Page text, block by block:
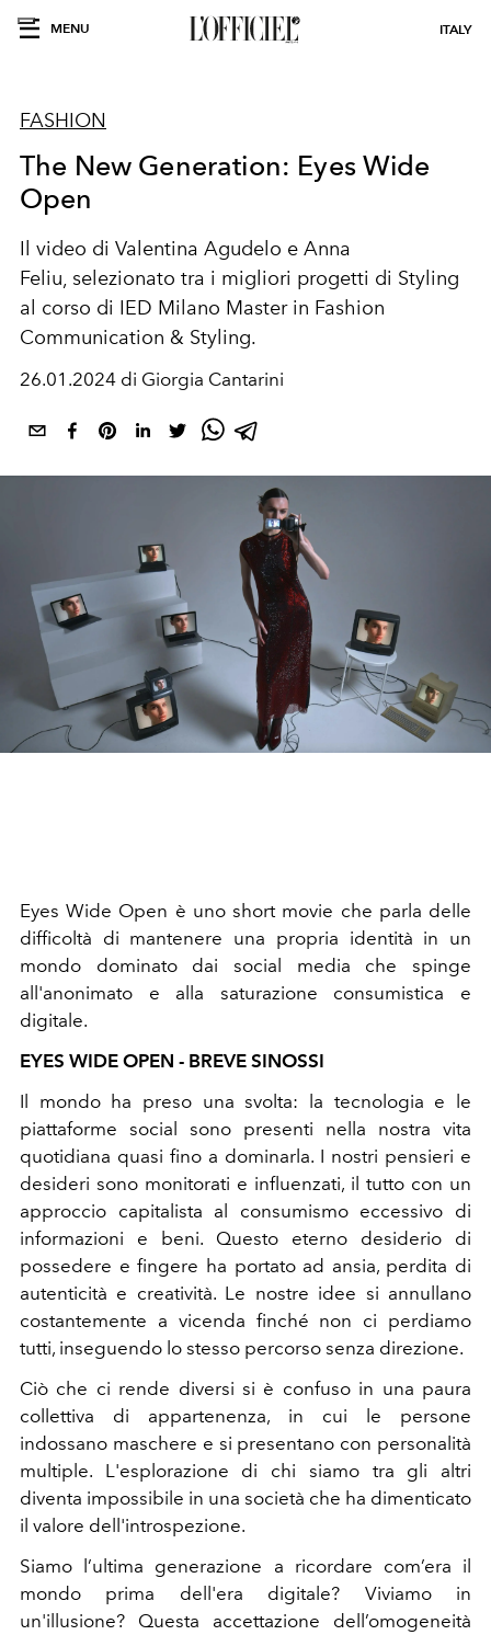
MENU ITALY
FASHION
The New Generation: Eyes Wide
Open
Il video di Valentina Agudelo e Anna
Feliu, selezionato tra i migliori progetti di Styling
al corso di IED Milano Master in Fashion
Communication & Styling.
26.01.2024 di Giorgia Cantarini
Eyes Wide Open è uno short movie che parla delle
difficoltà di mantenere una propria identità in un
mondo dominato dai social media che spinge
all'anonimato e alla saturazione consumistica e
digitale.
EYES WIDE OPEN - BREVE SINOSSI
Il mondo ha preso una svolta: la tecnologia e le
piattaforme social sono presenti nella nostra vita
quotidiana quasi fino a dominarla. I nostri pensieri e
desideri sono monitorati e influenzati, il tutto con un
approccio capitalista al consumismo eccessivo di
informazioni e beni. Questo eterno desiderio di
possedere e fingere ha portato ad ansia, perdita di
autenticità e creatività. Le nostre idee si annullano
costantemente a vicenda finché non ci perdiamo
tutti, inseguendo lo stesso percorso senza direzione.
Ciò che ci rende diversi si è confuso in una paura
collettiva di appartenenza, in cui le persone
indossano maschere e si presentano con personalità
multiple. L'esplorazione di chi siamo tra gli altri
diventa impossibile in una società che ha dimenticato
il valore dell'introspezione.
Siamo l’ultima generazione a ricordare com’era il
mondo prima dell'era digitale? Viviamo in
un'illusione? Questa accettazione dell’omogeneità